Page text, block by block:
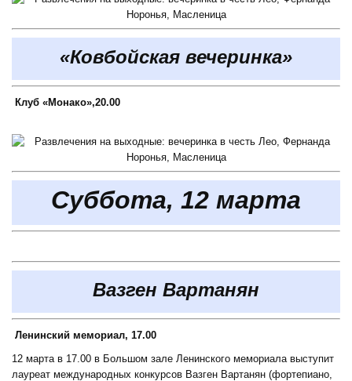
«Ковбойская вечеринка»
Клуб «Монако»,20.00
Суббота, 12 марта
Вазген Вартанян
Ленинский мемориал, 17.00
12 марта в 17.00 в Большом зале Ленинского мемориала выступит
лауреат международных конкурсов Вазген Вартанян (фортепиано,